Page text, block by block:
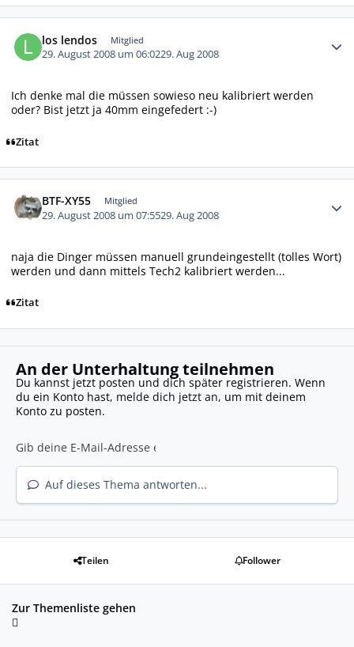
los lendos Mitglied
29. August 2008 um 06:0229. Aug 2008
Ich denke mal die müssen sowieso neu kalibriert werden
oder? Bist jetzt ja 40mm eingefedert :-)
Zitat
BTF-XY55 Mitglied
29. August 2008 um 07:5529. Aug 2008
naja die Dinger müssen manuell grundeingestellt (tolles Wort)
werden und dann mittels Tech2 kalibriert werden...
Zitat
An der Unterhaltung teilnehmen
Du kannst jetzt posten und dich später registrieren. Wenn
du ein Konto hast, melde dich jetzt an, um mit deinem
Konto zu posten.
Auf dieses Thema antworten...
Teilen Follower
Zur Themenliste gehen